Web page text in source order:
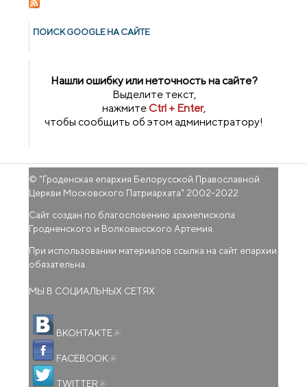
ПОИСК GOОGLE НА САЙТЕ
Нашли ошибку или неточность на сайте?
Выделите текст,
нажмитеCtrl + Enter,
чтобы сообщить об этом администратору!
© "Гроденская епархия Белорусской Православной
Церкви Московского Патриархата" 2002-2022
Сайт создан по благословению архиепископа
Гродненского и Волковысского Артемия.
При использовании материалов ссылка на сайт епархии
обязательна.
МЫ В СОЦИАЛЬНЫХ СЕТЯХ
ВКОНТАКТЕ
FACEBOOK
TWITTER